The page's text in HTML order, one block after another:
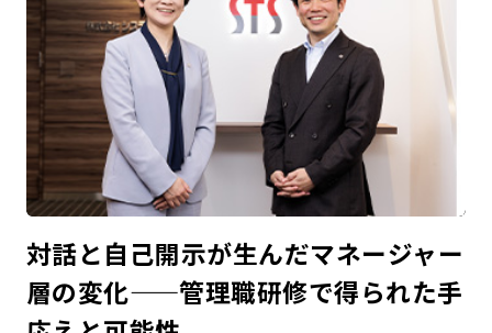
対話と自己開示が生んだマネージャー
層の変化——管理職研修で得られた手